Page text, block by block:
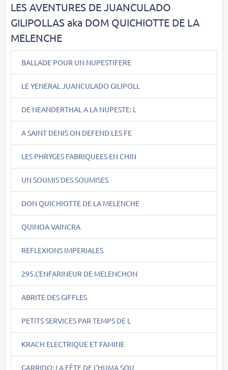
LES AVENTURES DE JUANCULADO
GILIPOLLAS aka DOM QUICHIOTTE DE LA
MELENCHE
BALLADE POUR UN NUPESTIFERE
LE YENERAL JUANCULADO GILIPOLL
DE NEANDERTHAL A LA NUPESTE: L
A SAINT DENIS ON DEFEND LES FE
LES PHRYGES FABRIQUEES EN CHIN
UN SOUMIS DES SOUMISES
DON QUICHIOTTE DE LA MELENCHE
QUINOA VAINCRA
REFLEXIONS IMPERIALES
295.L'ENFARINEUR DE MELENCHON
ABRITE DES GIFFLES
PETITS SERVICES PAR TEMPS DE L
KRACH ELECTRIQUE ET FAMINE
GARRIDO: LA FÊTE DE L'HUMA SOU